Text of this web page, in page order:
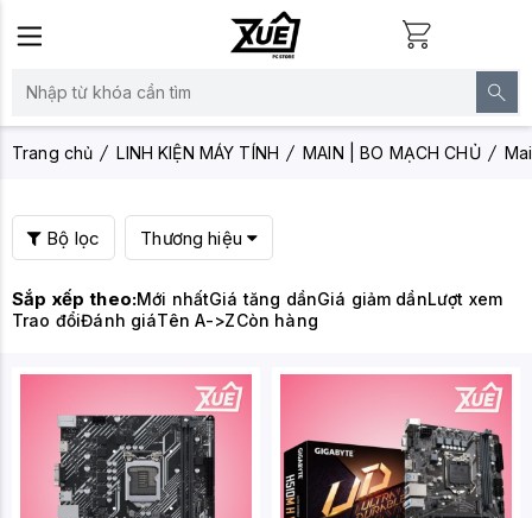
Trang chủ LINH KIỆN MÁY TÍNH MAIN | BO MẠCH CHỦ
Bộ lọc Thương hiệu
Sắp xếp theo:Mới nhấtGiá tăng dầnGiá giảm dầnLượt xem
Trao đổiĐánh giáTên A->ZCòn hàng